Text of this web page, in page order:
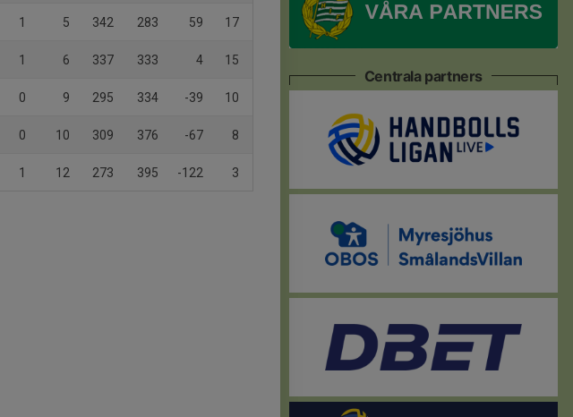
1 5 342 283 59 17
1 6 337 333 4 15
0 9 295 334 -39 10
0 10 309 376 -67 8
1 12 273 395 -122 3
Centrala partners